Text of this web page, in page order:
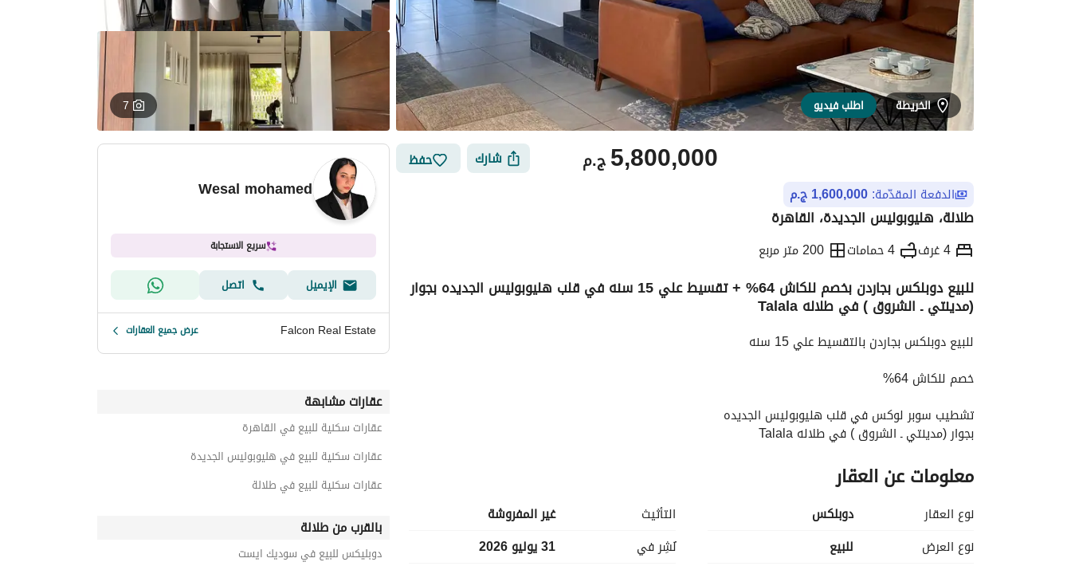
الخريطة اطلب فيديو 7
ج.م5,800,000 شارك حفظ
الدفعة المقدّمة: 1,600,000 ج.م
طلالة، هليوبوليس الجديدة، القاهرة
4 غرف 4 حمامات 200 متر مربع
التفاصيل الاتجاهات والمؤشرات الموقع والأماكن القريبة
للبيع دوبلكس بجاردن بخصم للكاش 64% + تقسيط علي 15 سنه في قلب هليوبوليس الجديده بجوار
(مدينتي ـ الشروق ) في طلاله Talala
للبيع دوبلكس بجاردن بالتقسيط علي 15 سنه
خصم للكاش 64%
تشطيب سوبر لوكس في قلب هليوبوليس الجديده
بجوار (مدينتي ـ الشروق ) في طلاله Talala
مساحه :200 متر
التقسيمه : 4 غرف منهم اتنين ماستر + 3 حمام + ريسبشن كبير+ مطبخ امريكاني )
سعر الكاش : 5,800,000
مقدم : 1,600,000
معلومات عن العقار
نوع العقار
دوبلكس
نوع العرض
للبيع
التأثيث
غير المفروشة
نُشِر في
31 يوليو 2026
Wesal mohamed
سريع الاستجابة
الإيميل اتصل
Falcon Real Estate عرض جميع العقارات
عقارات مشابهة
عقارات سكنية للبيع في القاهرة
عقارات سكنية للبيع في هليوبوليس الجديدة
عقارات سكنية للبيع في طلالة
بالقرب من طلالة
دوبليكس للبيع في سوديك ايست